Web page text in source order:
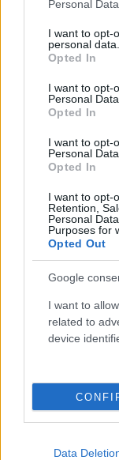
not limited to your
grant or deny
use your data for
consent section.
Personal
I want to opt-
personal data.
Opted In
I want to opt-
Personal Data.
Opted In
I want to opt-
Personal
Opted In
I want to opt-
Retention,
Personal
Purposes for
Opted Out
Google
I want to
related to
device
Data
Οι διασπάσεις
γιατί έχουν